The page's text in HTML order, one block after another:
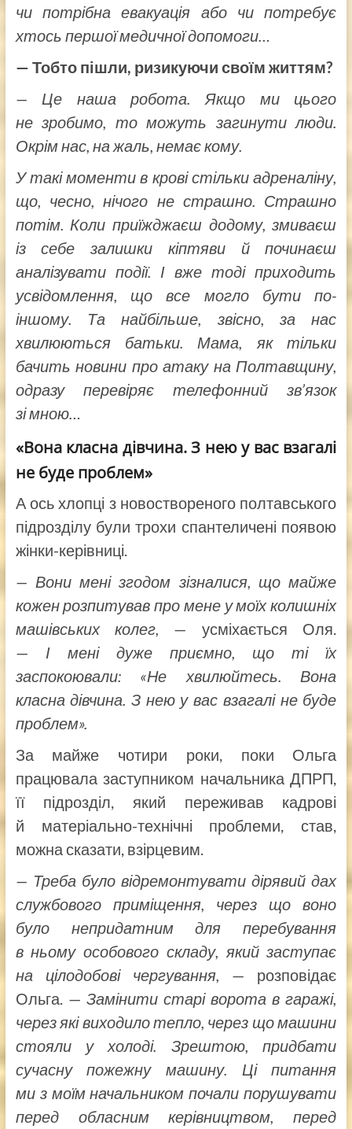
чи потрібна евакуація або чи потребує
хтось першої медичної допомоги…
— Тобто пішли, ризикуючи своїм життям?
— Це наша робота. Якщо ми цього
не зробимо, то можуть загинути люди.
Окрім нас, на жаль, немає кому.
У такі моменти в крові стільки адреналіну,
що, чесно, нічого не страшно. Страшно
потім. Коли приїжджаєш додому, змиваєш
із себе залишки кіптяви й починаєш
аналізувати події. І вже тоді приходить
усвідомлення, що все могло бути по-
іншому. Та найбільше, звісно, за нас
хвилюються батьки. Мама, як тільки
бачить новини про атаку на Полтавщину,
одразу перевіряє телефонний зв’язок
зі мною…
«Вона класна дівчина. З нею у вас взагалі
не буде проблем»
А ось хлопці з новоствореного полтавського
підрозділу були трохи спантеличені появою
жінки-керівниці.
— Вони мені згодом зізналися, що майже
кожен розпитував про мене у моїх колишніх
машівських колег,
— усміхається Оля.
— І мені дуже приємно, що ті їх
заспокоювали: «Не хвилюйтесь. Вона
класна дівчина. З нею у вас взагалі не буде
проблем».
За майже чотири роки, поки Ольга
працювала заступником начальника ДПРП,
її підрозділ, який переживав кадрові
й матеріально-технічні проблеми, став,
можна сказати, взірцевим.
— Треба було відремонтувати дірявий дах
службового приміщення, через що воно
було непридатним для перебування
в ньому особового складу, який заступає
на цілодобові чергування,
— розповідає
Ольга. — Замінити старі ворота в гаражі,
через які виходило тепло, через що машини
стояли у холоді. Зрештою, придбати
сучасну пожежну машину. Ці питання
ми з моїм начальником почали порушувати
перед обласним керівництвом, перед